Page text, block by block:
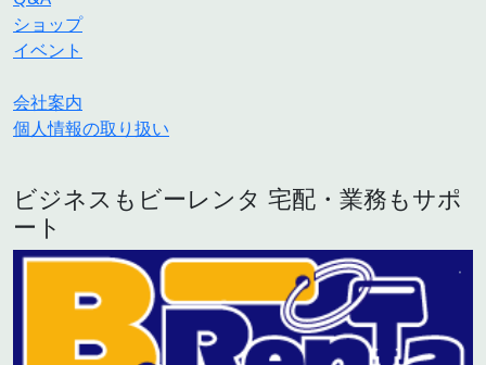
ショップ
イベント
会社案内
個人情報の取り扱い
ビジネスもビーレンタ 宅配・業務もサポ
ート